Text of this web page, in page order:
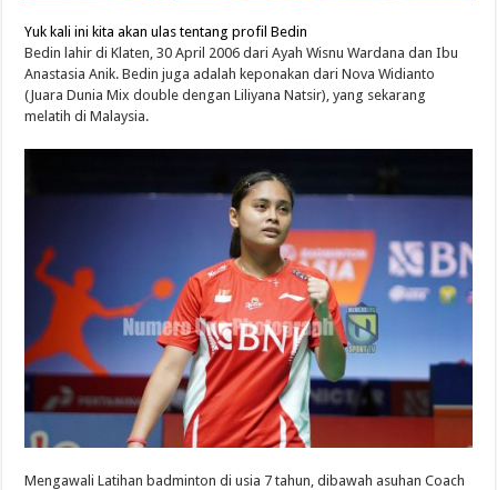
Yuk kali ini kita akan ulas tentang profil Bedin
Bedin lahir di Klaten, 30 April 2006 dari Ayah Wisnu Wardana dan Ibu
Anastasia Anik. Bedin juga adalah keponakan dari Nova Widianto
(Juara Dunia Mix double dengan Liliyana Natsir), yang sekarang
melatih di Malaysia.
Mengawali Latihan badminton di usia 7 tahun, dibawah asuhan Coach